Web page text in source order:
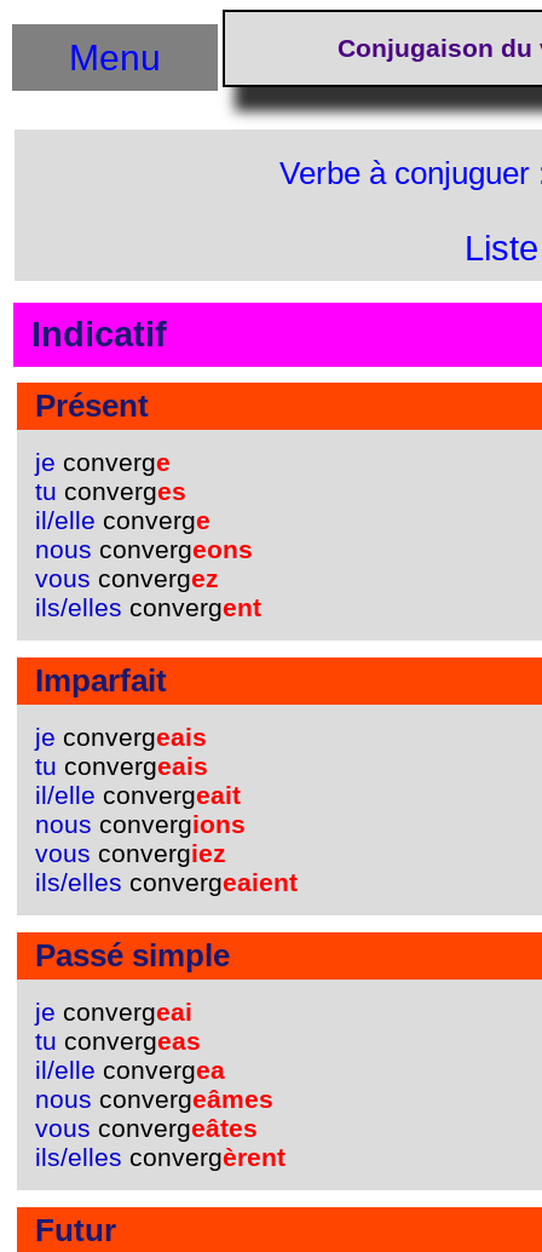
Conjugaison
Menu
Verbe à
Indicatif
Présent
je converge
tu converges
il/elle converge
nous convergeons
vous convergez
ils/elles convergent
Imparfait
je convergeais
tu convergeais
il/elle convergeait
nous convergions
vous convergiez
ils/elles convergeaient
Passé simple
je convergeai
tu convergeas
il/elle convergea
nous convergeâmes
vous convergeâtes
ils/elles convergèrent
Futur